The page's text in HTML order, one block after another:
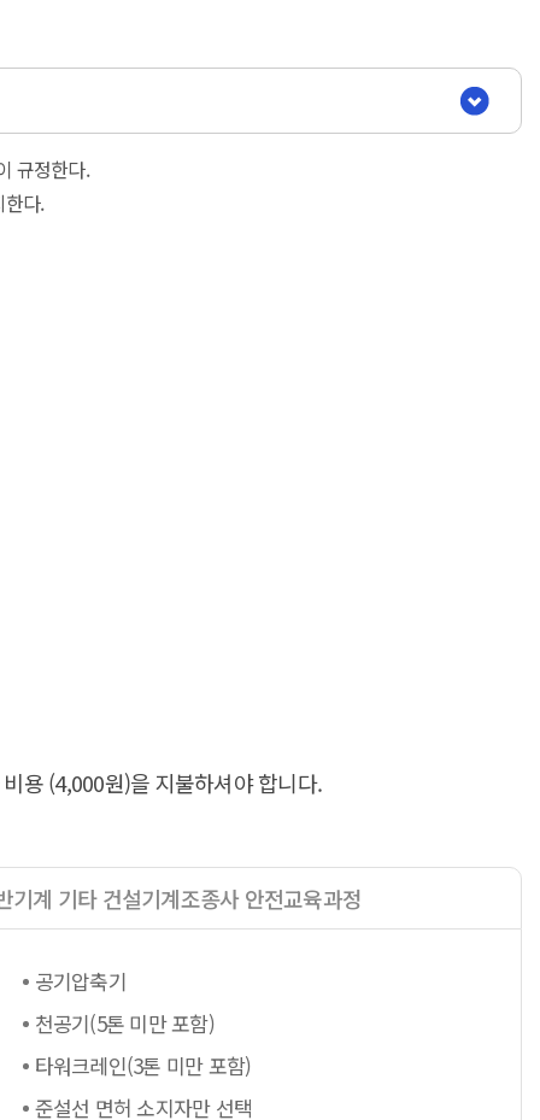
규정한다.
다.
용 (4,000원)을 지불하셔야 합니다.
기계 기타 건설기계조종사 안전교육과정
공기압축기
천공기(5톤 미만 포함)
타워크레인(3톤 미만 포함)
준설선 면허 소지자만 선택